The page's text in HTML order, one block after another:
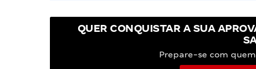
QUER CONQUISTAR A SUA
Prepare-se com